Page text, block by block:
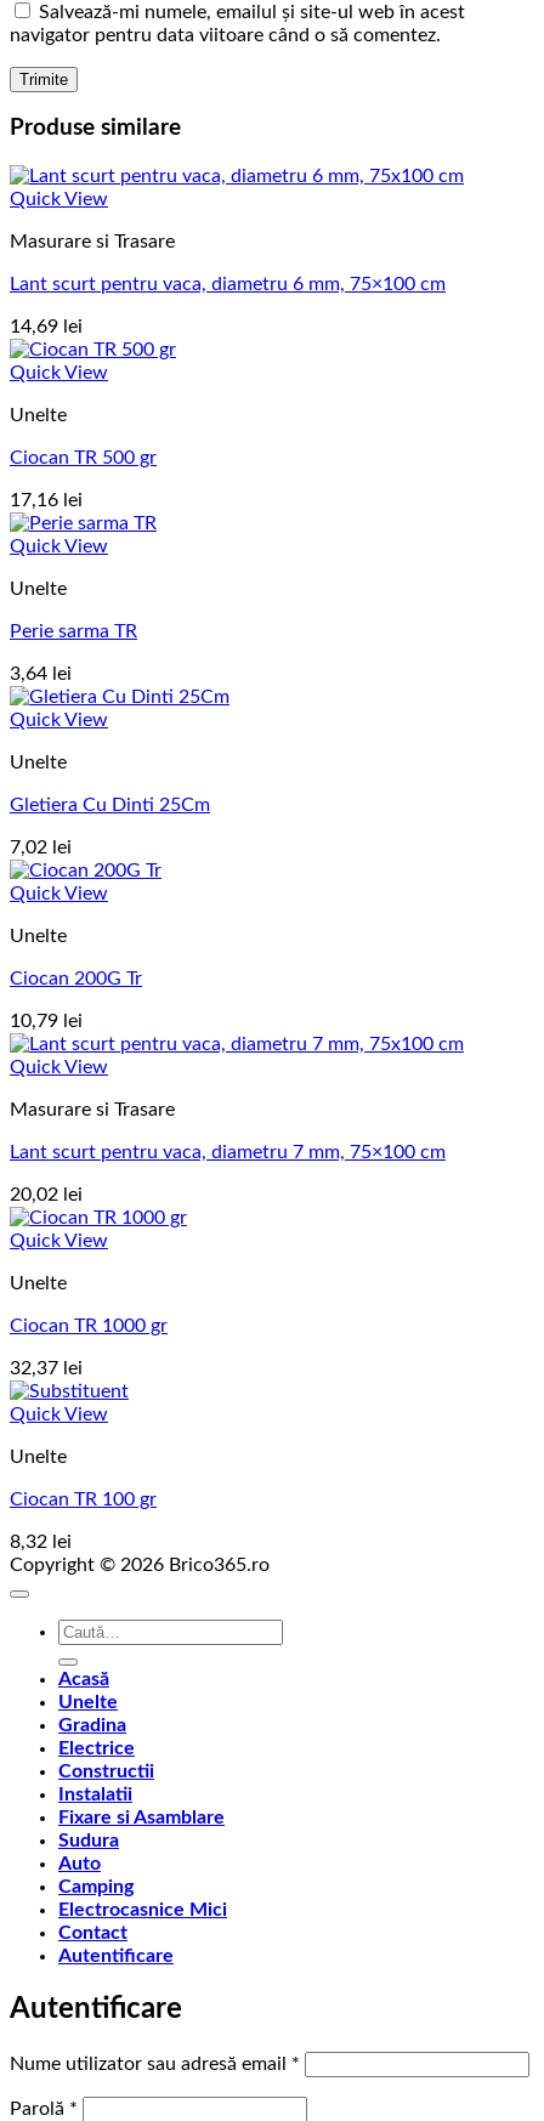
Salvează-mi numele, emailul și site-ul web în acest
navigator pentru data viitoare când o să comentez.
Produse similare
Quick View
Masurare si Trasare
Lant scurt pentru vaca, diametru 6 mm, 75×100 cm
14,69 lei
Quick View
Unelte
Ciocan TR 500 gr
17,16 lei
Quick View
Unelte
Perie sarma TR
3,64 lei
Quick View
Unelte
Gletiera Cu Dinti 25Cm
7,02 lei
Quick View
Unelte
Ciocan 200G Tr
10,79 lei
Quick View
Masurare si Trasare
Lant scurt pentru vaca, diametru 7 mm, 75×100 cm
20,02 lei
Quick View
Unelte
Ciocan TR 1000 gr
32,37 lei
Quick View
Unelte
Ciocan TR 100 gr
8,32 lei
Copyright © 2026 Brico365.ro
Caută
Acasă
Unelte
Gradina
Electrice
Constructii
Instalatii
Fixare si Asamblare
Sudura
Auto
Camping
Electrocasnice Mici
Contact
Autentificare
Autentificare
Nume utilizator sau adresă email *
Parolă *